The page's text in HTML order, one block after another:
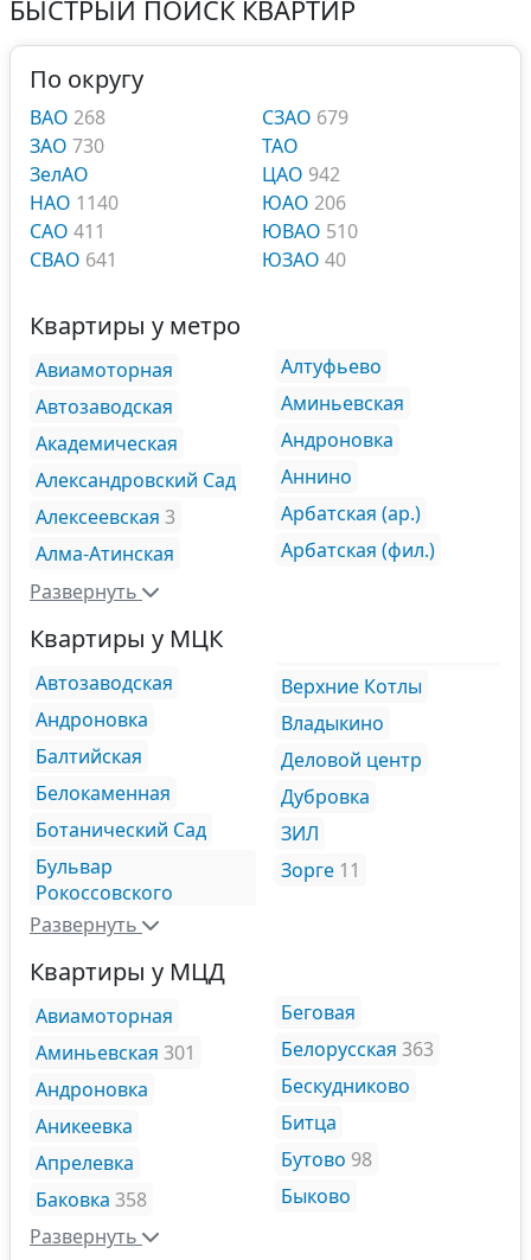
БЫСТРЫЙ ПОИСК КВАРТИР
По округу
ВАО 268
ЗАО 730
ЗелАО
НАО 1140
САО 411
СВАО 641
СЗАО 679
ТАО
ЦАО 942
ЮАО 206
ЮВАО 510
ЮЗАО 40
Квартиры у метро
Авиамоторная
Автозаводская
Академическая
Александровский Сад
Алексеевская 3
Алма-Атинская
Алтуфьево
Аминьевская
Андроновка
Аннино
Арбатская (ар.)
Арбатская (фил.)
Развернуть
Квартиры у МЦК
Автозаводская
Андроновка
Балтийская
Белокаменная
Ботанический Сад
Бульвар
Рокоссовского
Верхние Котлы
Владыкино
Деловой центр
Дубровка
ЗИЛ
Зорге 11
Развернуть
Квартиры у МЦД
Авиамоторная
Аминьевская 301
Андроновка
Аникеевка
Апрелевка
Баковка 358
Беговая
Белорусская 363
Бескудниково
Битца
Бутово 98
Быково
Развернуть